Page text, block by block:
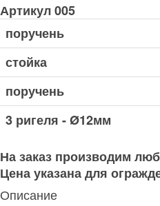
Артикул005
поручень
стойка
поручень
3 ригеля - Ø12мм
На заказ производим
Цена указана для
Описание